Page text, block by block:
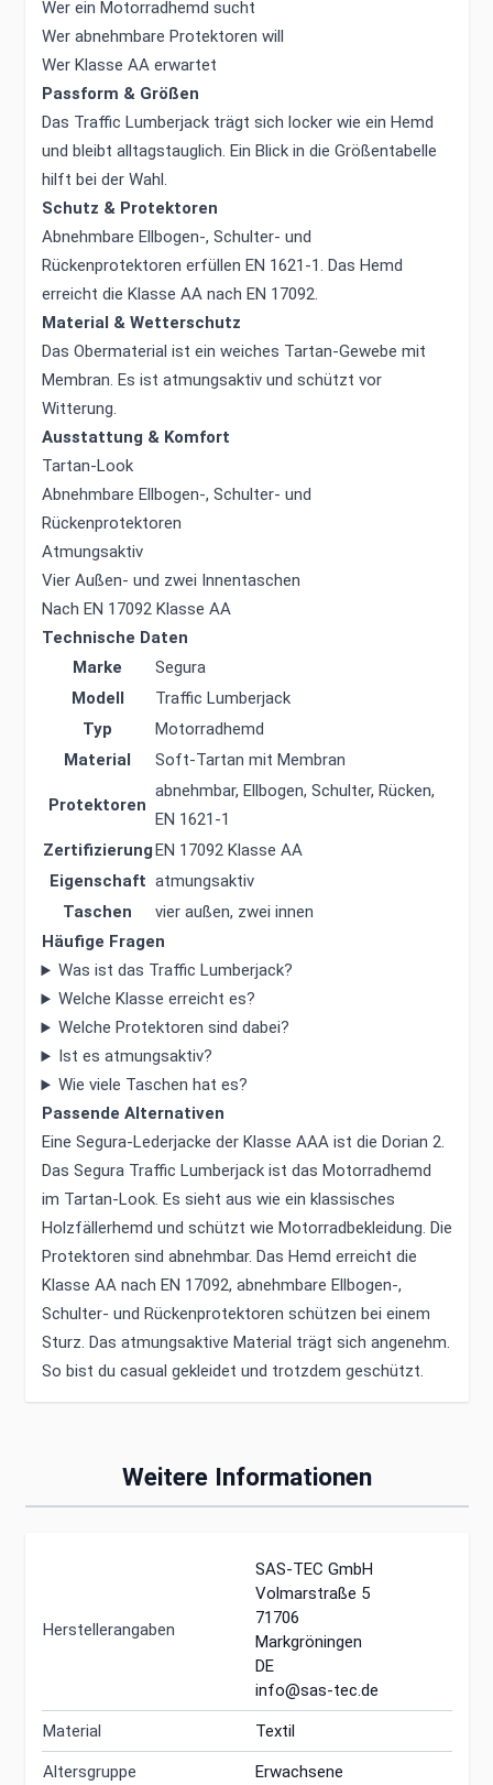
Wer ein Motorradhemd sucht
Wer abnehmbare Protektoren will
Wer Klasse AA erwartet
Passform & Größen
Das Traffic Lumberjack trägt sich locker wie ein Hemd
und bleibt alltagstauglich. Ein Blick in die Größentabelle
hilft bei der Wahl.
Schutz & Protektoren
Abnehmbare Ellbogen-, Schulter- und
Rückenprotektoren erfüllen EN 1621-1. Das Hemd
erreicht die Klasse AA nach EN 17092.
Material & Wetterschutz
Das Obermaterial ist ein weiches Tartan-Gewebe mit
Membran. Es ist atmungsaktiv und schützt vor
Witterung.
Ausstattung & Komfort
Tartan-Look
Abnehmbare Ellbogen-, Schulter- und
Rückenprotektoren
Atmungsaktiv
Vier Außen- und zwei Innentaschen
Nach EN 17092 Klasse AA
Technische Daten
Marke
Segura
Modell
Traffic Lumberjack
Typ
Motorradhemd
Material
Soft-Tartan mit Membran
Protektoren
abnehmbar, Ellbogen, Schulter, Rücken,
EN 1621-1
ZertifizierungEN 17092 Klasse AA
Eigenschaft atmungsaktiv
Taschen
vier außen, zwei innen
Häufige Fragen
Was ist das Traffic Lumberjack?
Welche Klasse erreicht es?
Welche Protektoren sind dabei?
Ist es atmungsaktiv?
Wie viele Taschen hat es?
Passende Alternativen
Eine Segura-Lederjacke der Klasse AAA ist die Dorian 2.
Das Segura Traffic Lumberjack ist das Motorradhemd
im Tartan-Look. Es sieht aus wie ein klassisches
Holzfällerhemd und schützt wie Motorradbekleidung. Die
Protektoren sind abnehmbar. Das Hemd erreicht die
Klasse AA nach EN 17092, abnehmbare Ellbogen-,
Schulter- und Rückenprotektoren schützen bei einem
Sturz. Das atmungsaktive Material trägt sich angenehm.
So bist du casual gekleidet und trotzdem geschützt.
Weitere Informationen
Herstellerangaben
SAS-TEC GmbH
Volmarstraße 5
71706
Markgröningen
DE
info@sas-tec.de
Material Textil
Altersgruppe Erwachsene